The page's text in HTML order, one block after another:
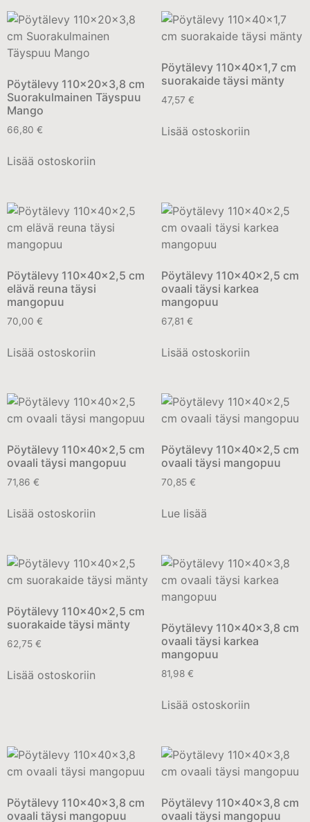
Pöytälevy 110x20x3,8 cm
Suorakulmainen Täyspuu
Mango
66,80 €
Lisää ostoskoriin
Pöytälevy 110x40x1,7 cm
suorakaide täysi mänty
47,57 €
Lisää ostoskoriin
Pöytälevy 110x40x2,5 cm
elävä reuna täysi
mangopuu
70,00 €
Lisää ostoskoriin
Pöytälevy 110x40x2,5 cm
ovaali täysi karkea
mangopuu
67,81 €
Lisää ostoskoriin
Pöytälevy 110x40x2,5 cm
ovaali täysi mangopuu
71,86 €
Lisää ostoskoriin
Pöytälevy 110x40x2,5 cm
ovaali täysi mangopuu
70,85 €
Lue lisää
Pöytälevy 110x40x2,5 cm
suorakaide täysi mänty
62,75 €
Lisää ostoskoriin
Pöytälevy 110x40x3,8 cm
ovaali täysi karkea
mangopuu
81,98 €
Lisää ostoskoriin
Pöytälevy 110x40x3,8 cm
ovaali täysi mangopuu
Pöytälevy 110x40x3,8 cm
ovaali täysi mangopuu